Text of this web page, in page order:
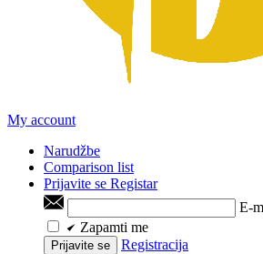
My account
Narudžbe
Comparison list
Prijavite se Registar
E-
Zapamti me
Prijavite se
Registracija